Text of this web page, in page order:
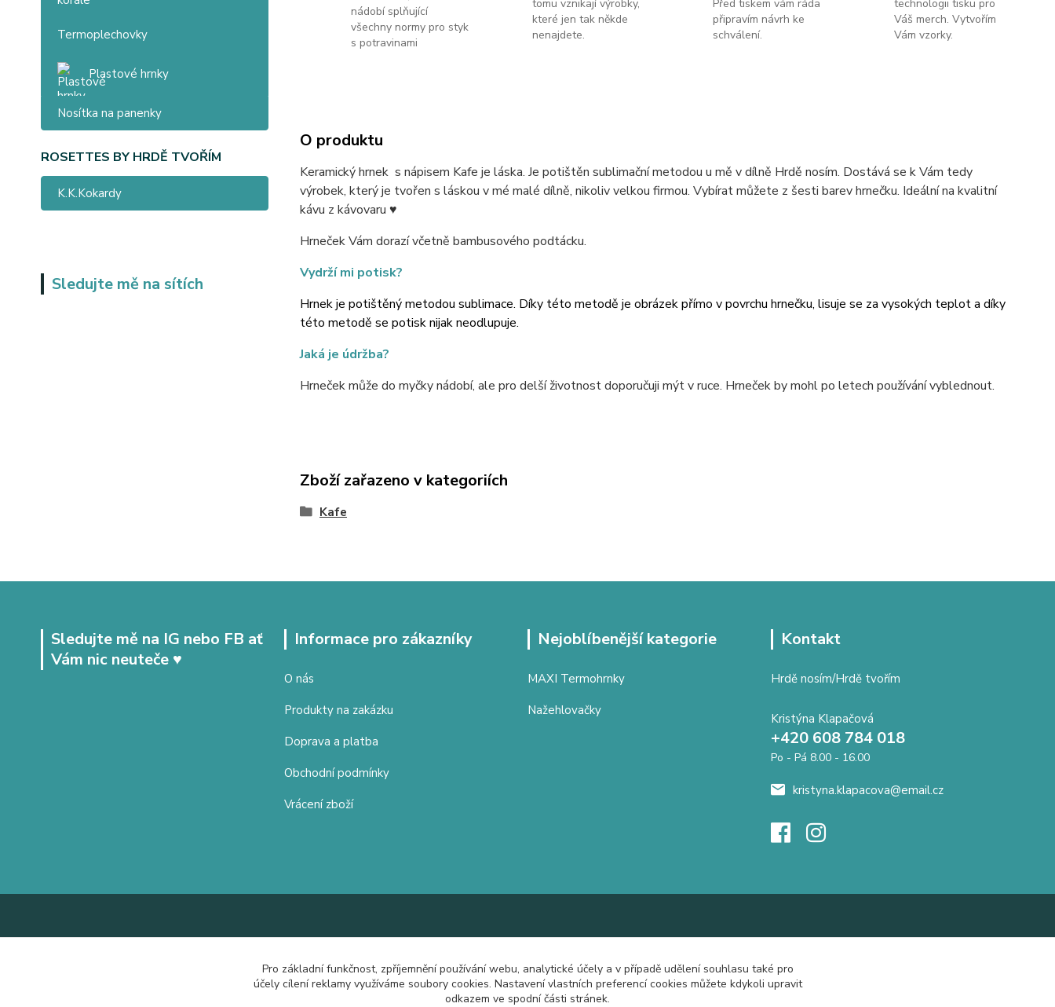
Termoplechovky
Plastové hrnky
Nosítka na panenky
ROSETTES BY HRDĚ TVOŘÍM
K.K.Kokardy
Sledujte mě na sítích
nádobí splňující
všechny normy pro styk
s potravinami
tomu vznikají výrobky,
které jen tak někde
nenajdete.
Před tiskem vám ráda
připravím návrh ke
schválení.
technologii tisku pro
Váš merch. Vytvořím
Vám vzorky.
O produktu
Keramický hrnek s nápisem Kafe je láska. Je potištěn sublimační metodou u mě v dílně Hrdě nosím. Dostává se k Vám tedy
výrobek, který je tvořen s láskou v mé malé dílně, nikoliv velkou firmou. Vybírat můžete z šesti barev hrnečku. Ideální na kvalitní
kávu z kávovaru ♥
Hrneček Vám dorazí včetně bambusového podtácku.
Vydrží mi potisk?
Hrnek je potištěný metodou sublimace. Díky této metodě je obrázek přímo v povrchu hrnečku, lisuje se za vysokých teplot a díky
této metodě se potisk nijak neodlupuje.
Jaká je údržba?
Hrneček může do myčky nádobí, ale pro delší životnost doporučuji mýt v ruce. Hrneček by mohl po letech používání vyblednout.
Zboží zařazeno v kategoriích
Kafe
Sledujte mě na IG nebo FB ať
Vám nic neuteče ♥
Informace pro zákazníky
O nás
Produkty na zakázku
Doprava a platba
Obchodní podmínky
Vrácení zboží
Nejoblíbenější kategorie
MAXI Termohrnky
Nažehlovačky
Kontakt
Hrdě nosím/Hrdě tvořím
Kristýna Klapačová
+420 608 784 018
Po - Pá 8.00 - 16.00
kristyna.klapacova@email.cz
Pro základní funkčnost, zpříjemnění používání webu, analytické účely a v případě udělení souhlasu také pro
účely cílení reklamy využíváme soubory cookies. Nastavení vlastních preferencí cookies můžete kdykoli upravit
odkazem ve spodní části stránek.